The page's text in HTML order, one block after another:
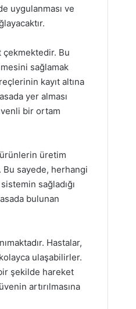
uygulanması ve
çekmektedir. Bu
sağlamak
kayıt altına
yer alması
bir ortam
ürünlerin üretim
Bu sayede, herhangi
sağladığı
bulunan
Hastalar,
ulaşabilirler.
şekilde hareket
artırılmasına